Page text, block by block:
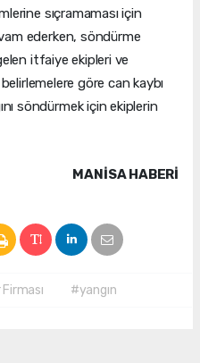
sıçramaması için
ederken, söndürme
itfaiye ekipleri ve
göre can kaybı
söndürmek için ekiplerin
MANISA HABERİ
#yangın